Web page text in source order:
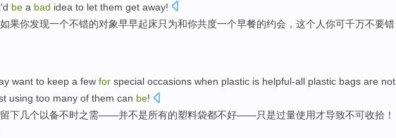
'd be a bad idea to let them get away!
如果你发现一个不错的对象早早起床只为和你共度一个早餐的约会 ， 这个 人你可千万不要错
want to keep a few for special occasions when plastic is helpful-all plastic bags are not
using too many of them can be!
留下几个以备不时之需——并不是所有的塑料袋都不好——只是过量使用才导致不可收拾！